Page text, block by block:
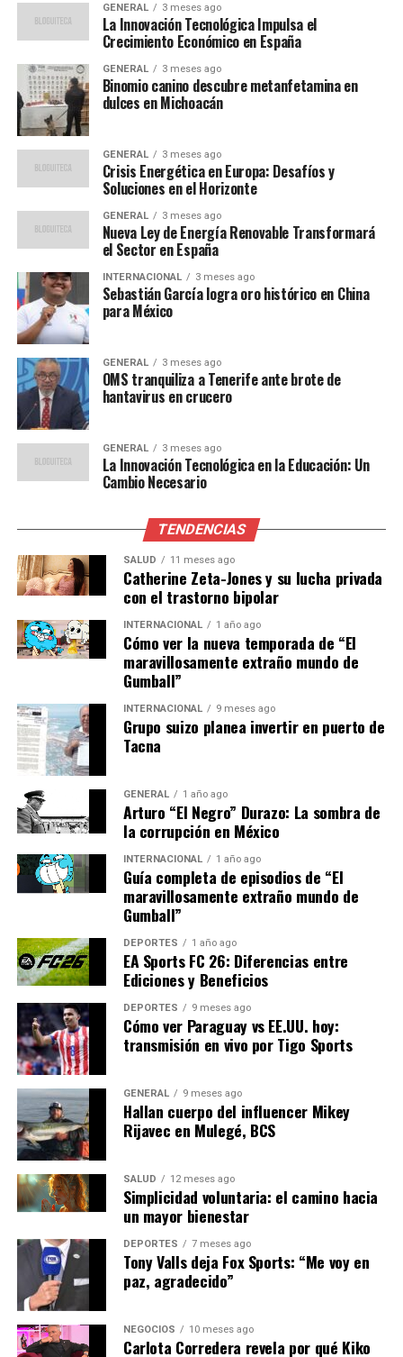
Edward W. Said, un destacado intelectual palestino,
describió la situación palestina como “víctimas de las
víctimas”. Esta frase cobra nuevo significado en 2025, ya
que incluso dentro de la comunidad judía hay voces que
desaprueban las acciones del primer ministro israelí,
Binyamin Netanyahu.
Impacto Internacional y Político
expresidente estadounidense Donald Trump está “muy
descontento” con un reciente ataque israelí en Catar,
que mató a cinco miembros de Hamás involucrados en
negociaciones de paz. Este incidente ha tensado aún más
las relaciones en el Golfo y ha puesto en riesgo la
estrategia de contención árabe promovida por Estados
Unidos.
En Europa, el Parlamento Europeo aprobó la suspensión
del acuerdo de asociación con Israel, una medida que
podría tener un impacto significativo en la economía
israelí. En 2024, el comercio entre la UE e Israel alcanzó
los 42,600 millones de euros, representando un tercio
Perspectivas Futuras y
Consecuencias
La decisión de Ursula von der Leyen, presidenta de la
Comisión Europea, de proponer esta suspensión refleja
un cambio en la postura europea, tradicionalmente
vacilante respecto a la situación en Gaza. Este
movimiento podría presionar a otros líderes mundiales
a tomar medidas más firmes.
El sociólogo francés Alain Touraine señaló en 2006 que
garantizar el futuro del pueblo palestino es una causa
ética colectiva. Esta declaración sigue vigente y resuena
con quienes abogan por una solución pacífica y justa al
conflicto, preservando la memoria de las víctimas y
buscando justicia para los responsables de las
atrocidades cometidas.
La comunidad internacional enfrenta el desafío de
encontrar un camino hacia la paz que respete los
derechos humanos y evite futuras tragedias. La historia
juzgará a aquellos que se mantuvieron en silencio o
actuaron en complicidad con la violencia.
NOTICIAS RELACIONADAS:
SIGUIENTE
Ducharse antes de dormir: clave para un mejor sueño,
según cardiólogo
Alfonso Serrano: Figura Ascendente en el Partido
Popular
Editorial
Nuestro equipo editorial no solo informa las noticias: las vive.
Con años de experiencia en primera línea, buscamos los
GENERAL 3 meses ago
La Innovación Tecnológica Impulsa el
Crecimiento Económico en España
GENERAL 3 meses ago
Binomio canino descubre metanfetamina en
dulces en Michoacán
GENERAL 3 meses ago
Crisis Energética en Europa: Desafíos y
Soluciones en el Horizonte
GENERAL 3 meses ago
Nueva Ley de Energía Renovable Transformará
el Sector en España
INTERNACIONAL 3 meses ago
Sebastián García logra oro histórico en China
para México
GENERAL 3 meses ago
OMS tranquiliza a Tenerife ante brote de
hantavirus en crucero
GENERAL 3 meses ago
La Innovación Tecnológica en la Educación: Un
Cambio Necesario
TENDENCIAS
SALUD 11 meses ago
Catherine Zeta-Jones y su lucha privada
con el trastorno bipolar
INTERNACIONAL 1 año ago
Cómo ver la nueva temporada de “El
maravillosamente extraño mundo de
Gumball”
INTERNACIONAL 9 meses ago
Grupo suizo planea invertir en puerto de
Tacna
GENERAL 1 año ago
Arturo “El Negro” Durazo: La sombra de
la corrupción en México
INTERNACIONAL 1 año ago
Guía completa de episodios de “El
maravillosamente extraño mundo de
Gumball”
DEPORTES 1 año ago
EA Sports FC 26: Diferencias entre
Ediciones y Beneficios
DEPORTES 9 meses ago
Cómo ver Paraguay vs EE.UU. hoy:
transmisión en vivo por Tigo Sports
GENERAL 9 meses ago
Hallan cuerpo del influencer Mikey
Rijavec en Mulegé, BCS
SALUD 12 meses ago
Simplicidad voluntaria: el camino hacia
un mayor bienestar
DEPORTES 7 meses ago
Tony Valls deja Fox Sports: “Me voy en
paz, agradecido”
NEGOCIOS 10 meses ago
Carlota Corredera revela por qué Kiko